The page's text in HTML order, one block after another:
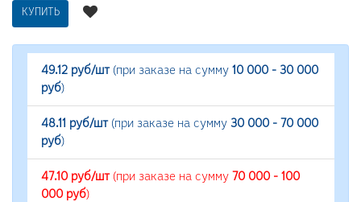
КУПИТЬ
49.12 руб/шт(при заказе на сумму 10 000 - 30 000
руб)
48.11 руб/шт(при заказе на сумму 30 000 - 70 000
руб)
47.10 руб/шт(при заказе на сумму 70 000 - 100
000 руб)